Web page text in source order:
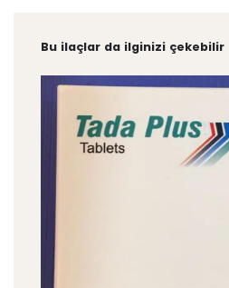
Bu ilaçlar da ilginizi çekebilir